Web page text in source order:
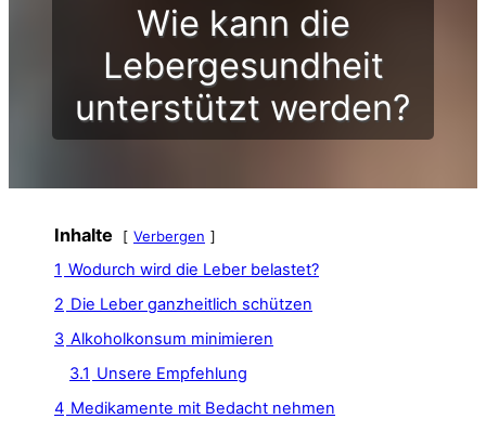
Wie kann die
Lebergesundheit
unterstützt werden?
Inhalte Verbergen
1 Wodurch wird die Leber belastet?
2 Die Leber ganzheitlich schützen
3 Alkoholkonsum minimieren
3.1 Unsere Empfehlung
4 Medikamente mit Bedacht nehmen